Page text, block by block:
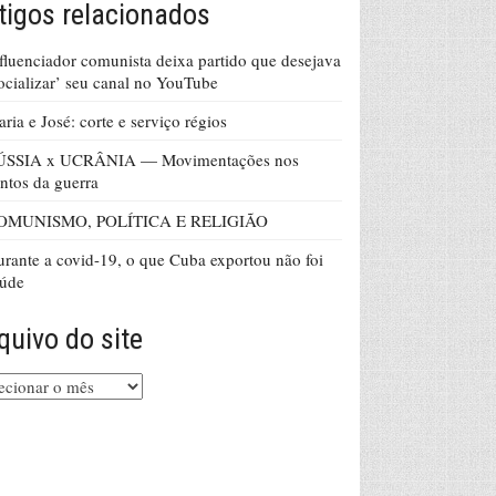
relacionados
comunista deixa partido que desejava
seu canal no YouTube
e José: corte e serviço régios
x UCRÂNIA — Movimentações nos
da guerra
POLÍTICA E RELIGIÃO
a covid-19, o que Cuba exportou não foi
do site